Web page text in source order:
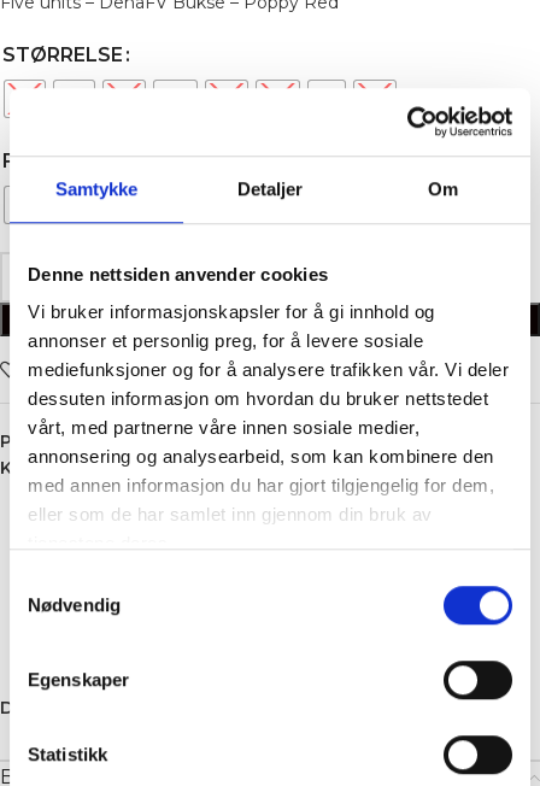
Samtykke Detaljer Om
Denne nettsiden anvender cookies
Vi bruker informasjonskapsler for å gi innhold og
annonser et personlig preg, for å levere sosiale
mediefunksjoner og for å analysere trafikken vår. Vi deler
dessuten informasjon om hvordan du bruker nettstedet
vårt, med partnerne våre innen sosiale medier,
annonsering og analysearbeid, som kan kombinere den
med annen informasjon du har gjort tilgjengelig for dem,
eller som de har samlet inn gjennom din bruk av
Nødvendig
Egenskaper
Statistikk
STØRRELSE
FARGE
Poppy Red
LEGG I HANDLEKURV
Legg i ønskelisten
Produktnummer:
Kategori: Bukse
Dele:
Beskrivelse